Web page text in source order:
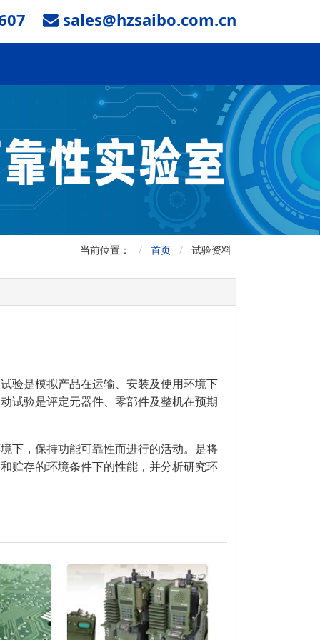
sales@hzsaibo.com.cn
当前位置： 首页 试验资料
验是模拟产品在运输、安装及使用环境下
试验是评定元器件、零部件及整机在预期
下，保持功能可靠性而进行的活动。是将
贮存的环境条件下的性能，并分析研究环